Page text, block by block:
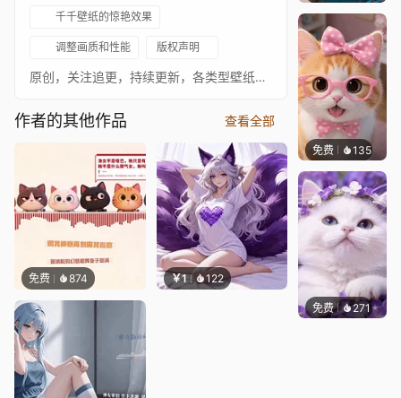
千千壁纸的惊艳效果
调整画质和性能 版权声明
原创，关注追更，持续更新，各类型壁纸，各平台同名
作者的其他作品 查看全部
免费 874 ￥1 122
免费 135好看
免费 271豆子